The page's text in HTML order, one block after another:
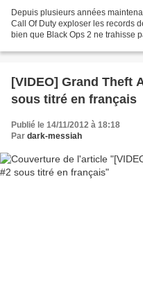
Depuis plusieurs années
Call Of Duty exploser les records
bien que Black Ops 2 ne trahisse
[VIDEO] Grand Theft
sous titré en français
Publié le 14/11/2012 à 18:18
Par dark-messiah